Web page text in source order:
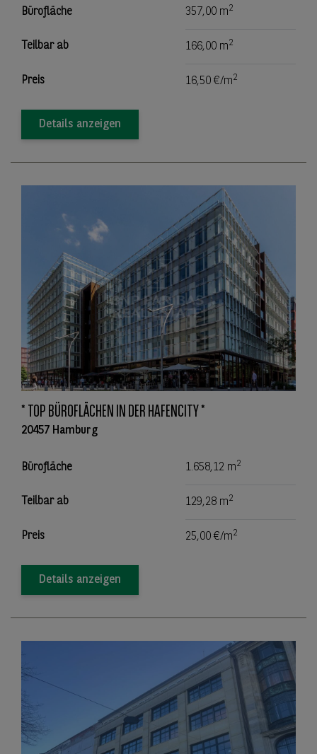
Bürofläche 357,00 m2
Teilbar ab 166,00 m2
Preis 16,50 €/m2
Details anzeigen
* TOP BÜROFLÄCHEN IN DER HAFENCITY *
20457 Hamburg
Bürofläche 1.658,12 m2
Teilbar ab 129,28 m2
Preis 25,00 €/m2
Details anzeigen